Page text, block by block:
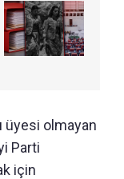
üyesi olmayan
Parti
için